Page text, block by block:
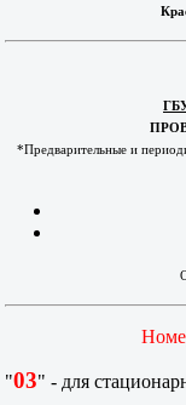
*Предварительные и
"03" - для